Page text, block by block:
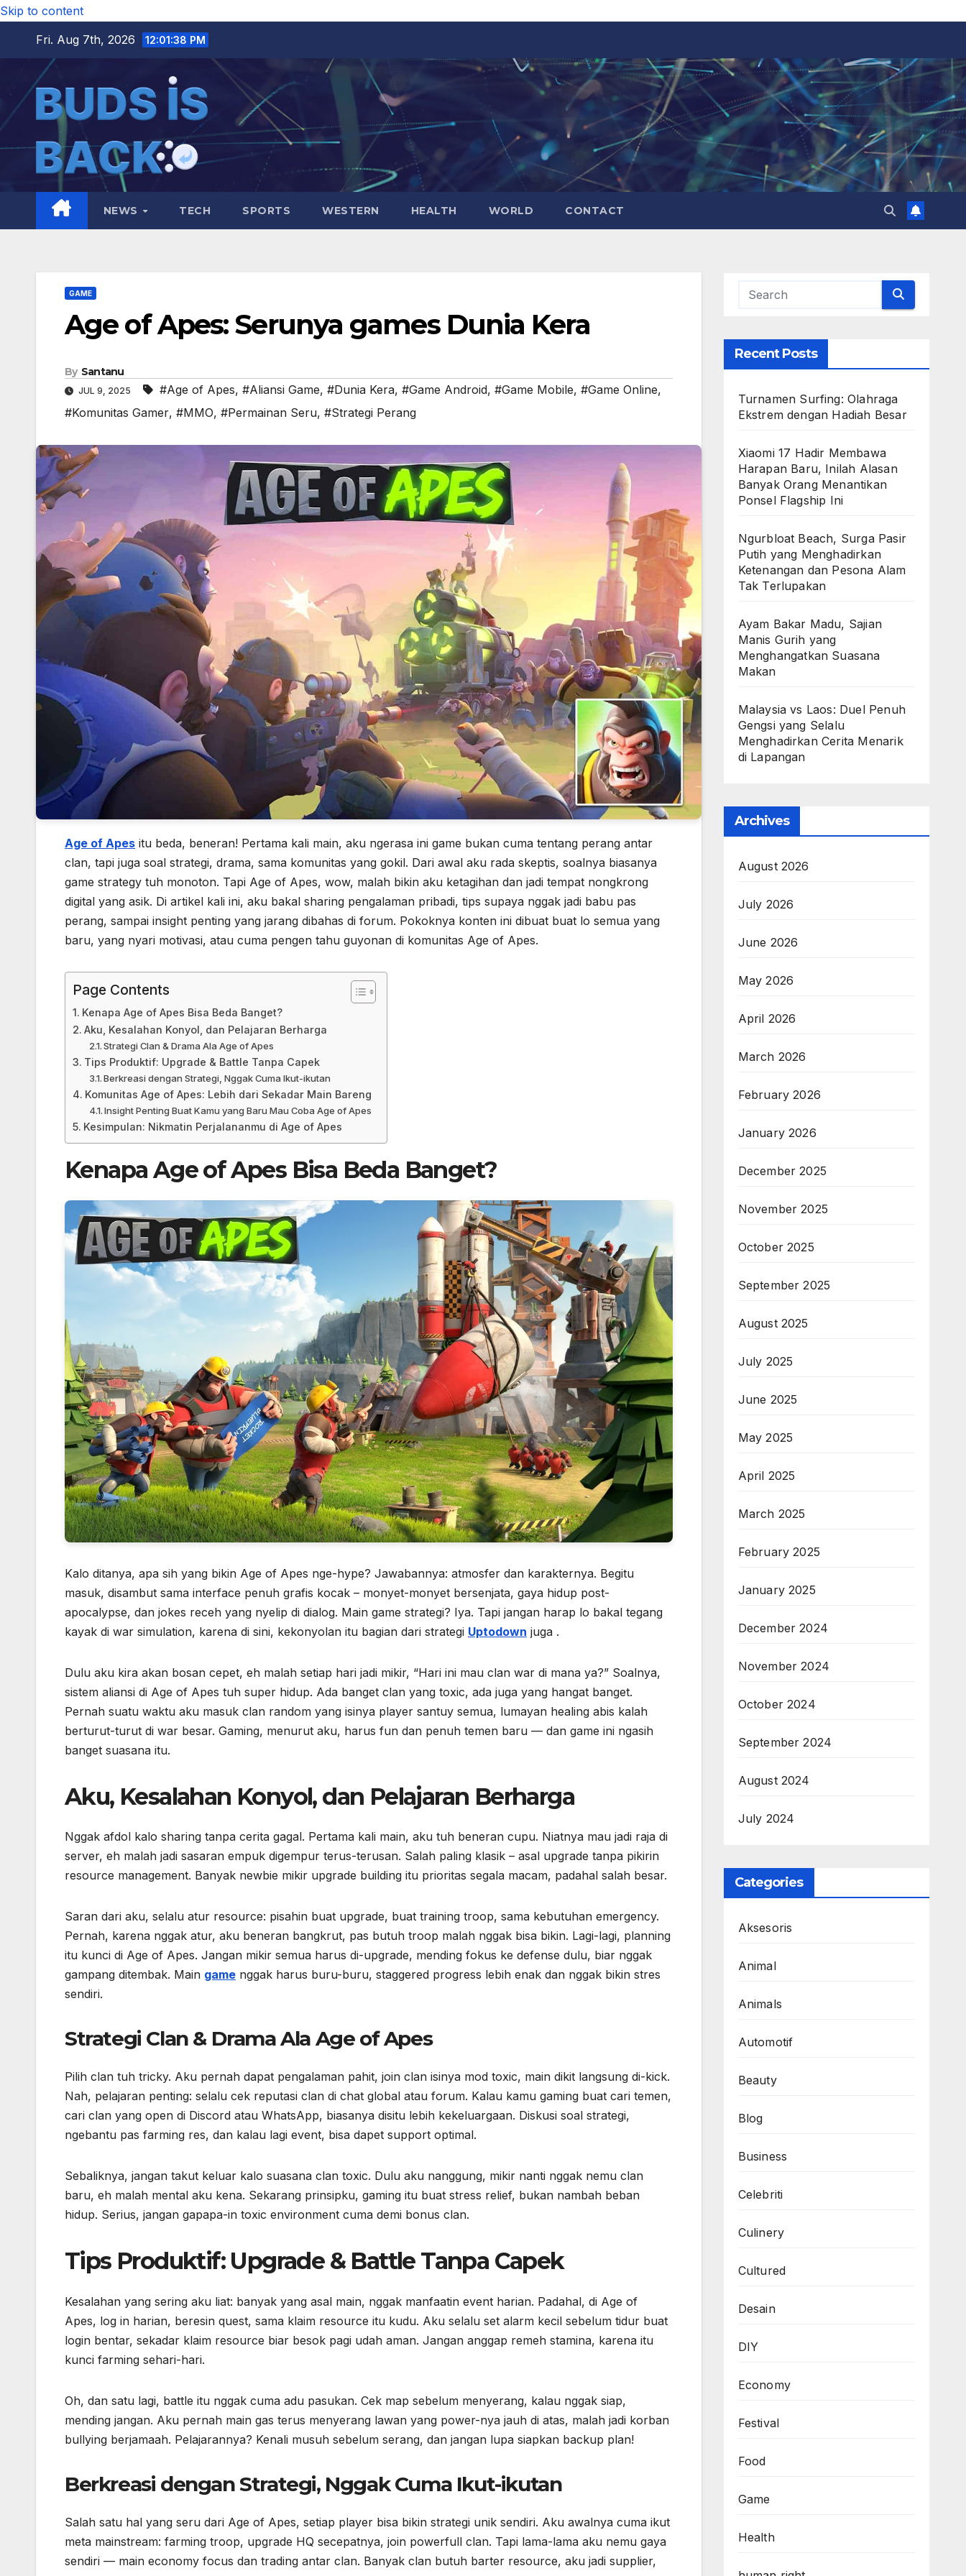
Skip to content
Fri. Aug 7th, 2026
12:01:39 PM
NEWS TECH SPORTS WESTERN HEALTH WORLD CONTACT
GAME
Age of Apes: Serunya games Dunia Kera
By Santanu
JUL 9, 2025 #Age of Apes, #Aliansi Game, #Dunia Kera, #Game Android, #Game Mobile, #Game Online,
#Komunitas Gamer, #MMO, #Permainan Seru, #Strategi Perang
Age of Apes itu beda, beneran! Pertama kali main, aku ngerasa ini game bukan cuma tentang perang antar
clan, tapi juga soal strategi, drama, sama komunitas yang gokil. Dari awal aku rada skeptis, soalnya biasanya
game strategy tuh monoton. Tapi Age of Apes, wow, malah bikin aku ketagihan dan jadi tempat nongkrong
digital yang asik. Di artikel kali ini, aku bakal sharing pengalaman pribadi, tips supaya nggak jadi babu pas
perang, sampai insight penting yang jarang dibahas di forum. Pokoknya konten ini dibuat buat lo semua yang
baru, yang nyari motivasi, atau cuma pengen tahu guyonan di komunitas Age of Apes.
Page Contents
Kenapa Age of Apes Bisa Beda Banget?
Aku, Kesalahan Konyol, dan Pelajaran Berharga
Strategi Clan & Drama Ala Age of Apes
Tips Produktif: Upgrade & Battle Tanpa Capek
Berkreasi dengan Strategi, Nggak Cuma Ikut-ikutan
Komunitas Age of Apes: Lebih dari Sekadar Main Bareng
Insight Penting Buat Kamu yang Baru Mau Coba Age of Apes
Kesimpulan: Nikmatin Perjalananmu di Age of Apes
Kenapa Age of Apes Bisa Beda Banget?
Kalo ditanya, apa sih yang bikin Age of Apes nge-hype? Jawabannya: atmosfer dan karakternya. Begitu
masuk, disambut sama interface penuh grafis kocak – monyet-monyet bersenjata, gaya hidup post-
apocalypse, dan jokes receh yang nyelip di dialog. Main game strategi? Iya. Tapi jangan harap lo bakal tegang
kayak di war simulation, karena di sini, kekonyolan itu bagian dari strategi Uptodown juga .
Dulu aku kira akan bosan cepet, eh malah setiap hari jadi mikir, “Hari ini mau clan war di mana ya?” Soalnya,
sistem aliansi di Age of Apes tuh super hidup. Ada banget clan yang toxic, ada juga yang hangat banget.
Pernah suatu waktu aku masuk clan random yang isinya player santuy semua, lumayan healing abis kalah
berturut-turut di war besar. Gaming, menurut aku, harus fun dan penuh temen baru — dan game ini ngasih
banget suasana itu.
Aku, Kesalahan Konyol, dan Pelajaran Berharga
Nggak afdol kalo sharing tanpa cerita gagal. Pertama kali main, aku tuh beneran cupu. Niatnya mau jadi raja di
server, eh malah jadi sasaran empuk digempur terus-terusan. Salah paling klasik – asal upgrade tanpa pikirin
resource management. Banyak newbie mikir upgrade building itu prioritas segala macam, padahal salah besar.
Saran dari aku, selalu atur resource: pisahin buat upgrade, buat training troop, sama kebutuhan emergency.
Pernah, karena nggak atur, aku beneran bangkrut, pas butuh troop malah nggak bisa bikin. Lagi-lagi, planning
itu kunci di Age of Apes. Jangan mikir semua harus di-upgrade, mending fokus ke defense dulu, biar nggak
gampang ditembak. Main game nggak harus buru-buru, staggered progress lebih enak dan nggak bikin stres
sendiri.
Strategi Clan & Drama Ala Age of Apes
Pilih clan tuh tricky. Aku pernah dapat pengalaman pahit, join clan isinya mod toxic, main dikit langsung di-kick.
Nah, pelajaran penting: selalu cek reputasi clan di chat global atau forum. Kalau kamu gaming buat cari temen,
cari clan yang open di Discord atau WhatsApp, biasanya disitu lebih kekeluargaan. Diskusi soal strategi,
ngebantu pas farming res, dan kalau lagi event, bisa dapet support optimal.
Sebaliknya, jangan takut keluar kalo suasana clan toxic. Dulu aku nanggung, mikir nanti nggak nemu clan
baru, eh malah mental aku kena. Sekarang prinsipku, gaming itu buat stress relief, bukan nambah beban
hidup. Serius, jangan gapapa-in toxic environment cuma demi bonus clan.
Tips Produktif: Upgrade & Battle Tanpa Capek
Kesalahan yang sering aku liat: banyak yang asal main, nggak manfaatin event harian. Padahal, di Age of
Apes, log in harian, beresin quest, sama klaim resource itu kudu. Aku selalu set alarm kecil sebelum tidur buat
login bentar, sekadar klaim resource biar besok pagi udah aman. Jangan anggap remeh stamina, karena itu
kunci farming sehari-hari.
Oh, dan satu lagi, battle itu nggak cuma adu pasukan. Cek map sebelum menyerang, kalau nggak siap,
mending jangan. Aku pernah main gas terus menyerang lawan yang power-nya jauh di atas, malah jadi korban
bullying berjamaah. Pelajarannya? Kenali musuh sebelum serang, dan jangan lupa siapkan backup plan!
Berkreasi dengan Strategi, Nggak Cuma Ikut-ikutan
Salah satu hal yang seru dari Age of Apes, setiap player bisa bikin strategi unik sendiri. Aku awalnya cuma ikut
meta mainstream: farming troop, upgrade HQ secepatnya, join powerfull clan. Tapi lama-lama aku nemu gaya
sendiri — main economy focus dan trading antar clan. Banyak clan butuh barter resource, aku jadi supplier,
Recent Posts
Turnamen Surfing: Olahraga
Ekstrem dengan Hadiah Besar
Xiaomi 17 Hadir Membawa
Harapan Baru, Inilah Alasan
Banyak Orang Menantikan
Ponsel Flagship Ini
Ngurbloat Beach, Surga Pasir
Putih yang Menghadirkan
Ketenangan dan Pesona Alam
Tak Terlupakan
Ayam Bakar Madu, Sajian
Manis Gurih yang
Menghangatkan Suasana
Makan
Malaysia vs Laos: Duel Penuh
Gengsi yang Selalu
Menghadirkan Cerita Menarik
di Lapangan
Archives
August 2026
July 2026
June 2026
May 2026
April 2026
March 2026
February 2026
January 2026
December 2025
November 2025
October 2025
September 2025
August 2025
July 2025
June 2025
May 2025
April 2025
March 2025
February 2025
January 2025
December 2024
November 2024
October 2024
September 2024
August 2024
July 2024
Categories
Aksesoris
Animal
Animals
Automotif
Beauty
Blog
Business
Celebriti
Culinery
Cultured
Desain
DIY
Economy
Festival
Food
Game
Health